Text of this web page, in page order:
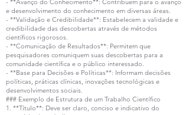
- **Avanço do Conhecimento**: Contribuem para o avanço
e desenvolvimento do conhecimento em diversas áreas.
- **Validação e Credibilidade**: Estabelecem a validade e
credibilidade das descobertas através de métodos
científicos rigorosos.
- **Comunicação de Resultados**: Permitem que
pesquisadores comuniquem suas descobertas para a
comunidade científica e o público interessado.
- **Base para Decisões e Políticas**: Informam decisões
políticas, práticas clínicas, inovações tecnológicas e
desenvolvimentos sociais.
### Exemplo de Estrutura de um Trabalho Científico
1. **Título**: Deve ser claro, conciso e indicativo do